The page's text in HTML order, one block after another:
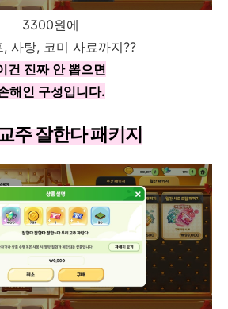
3300원에
, 사탕, 코미 사료까지??
건 진짜 안 뽑으면
해인 구성입니다.
주 잘한다 패키지